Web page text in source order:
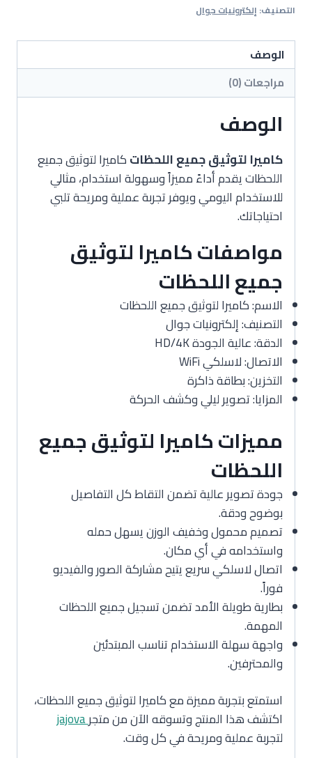
جميع
اللحظات
التصنيف: إلكترونيات جوال
الوصف
مراجعات (0)
الوصف
كاميرا لتوثيق جميع اللحظاتكاميرا لتوثيق جميع
اللحظات يقدم أداءً مميزاً وسهولة استخدام، مثالي
للاستخدام اليومي ويوفر تجربة عملية ومريحة تلبي
احتياجاتك.
مواصفات كاميرا لتوثيق
جميع اللحظات
الاسم: كاميرا لتوثيق جميع اللحظات
التصنيف: إلكترونيات جوال
الدقة: عالية الجودة HD/4K
الاتصال: لاسلكي WiFi
التخزين: بطاقة ذاكرة
المزايا: تصوير ليلي وكشف الحركة
مميزات كاميرا لتوثيق جميع
اللحظات
جودة تصوير عالية تضمن التقاط كل التفاصيل
بوضوح ودقة.
تصميم محمول وخفيف الوزن يسهل حمله
واستخدامه في أي مكان.
اتصال لاسلكي سريع يتيح مشاركة الصور والفيديو
فوراً.
بطارية طويلة الأمد تضمن تسجيل جميع اللحظات
المهمة.
واجهة سهلة الاستخدام تناسب المبتدئين
والمحترفين.
استمتع بتجربة مميزة مع كاميرا لتوثيق جميع اللحظات،
اكتشف هذا المنتج وتسوقه الآن من متجرjajova
لتجربة عملية ومريحة في كل وقت.